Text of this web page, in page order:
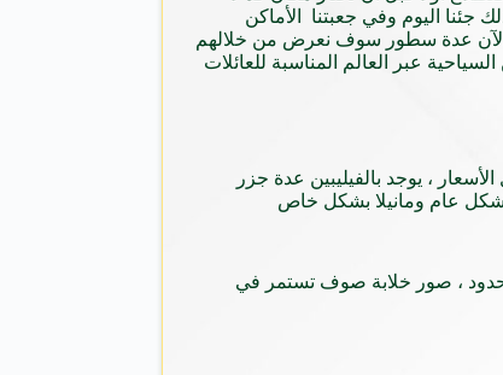
جئنا اليوم وفي جعبتنا الأماكن
الآن عدة سطور سوف نعرض من خلالهم
عبر العالم المناسبة للعائلات
، يوجد بالفيليبين عدة جزر
بشكل عام ومانيلا بشكل خاص
حدود ، صور خلابة صوف تستمر في